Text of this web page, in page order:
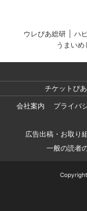
ウレぴあ総研 ハ
うまいめ
チケットぴあ
会社案内
プライバ
広告出稿・お取り
一般の読者